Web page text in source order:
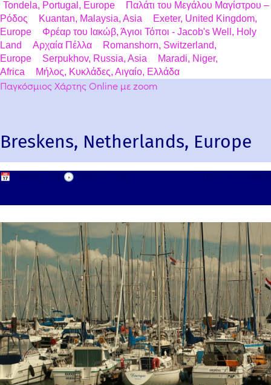
Tondela, Portugal, Europe
Παλάτι του Μεγάλου Μαγίστρου –
Ρόδος
Kuantan, Malaysia, Asia
Exeter, United Kingdom,
Europe
Φρέαρ του Ιακώβ, Άγιοι Τόποι - Jacob's Well, Holy
Land
Αρχαία Πέλλα
Romanshorn, Switzerland,
Europe
Serpukhov, Russia, Asia
Maradi, Niger,
Africa
Μήλος, Κυκλάδες, Αιγαίο, Ελλάδα
Παγκόσμιος Χάρτης Online με zoom
Breskens, Netherlands, Europe
📅 🕟